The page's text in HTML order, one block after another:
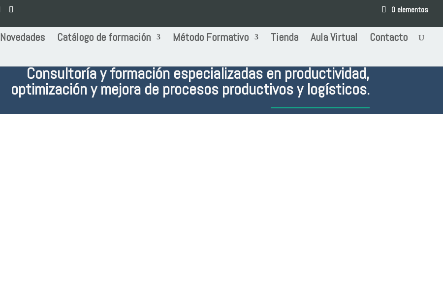
0 elementos
Novedades Catálogo de formación Método Formativo Tienda Aula Virtual Contacto
Consultoría y formación especializadas en productividad,
optimización y mejora de procesos productivos y logísticos.